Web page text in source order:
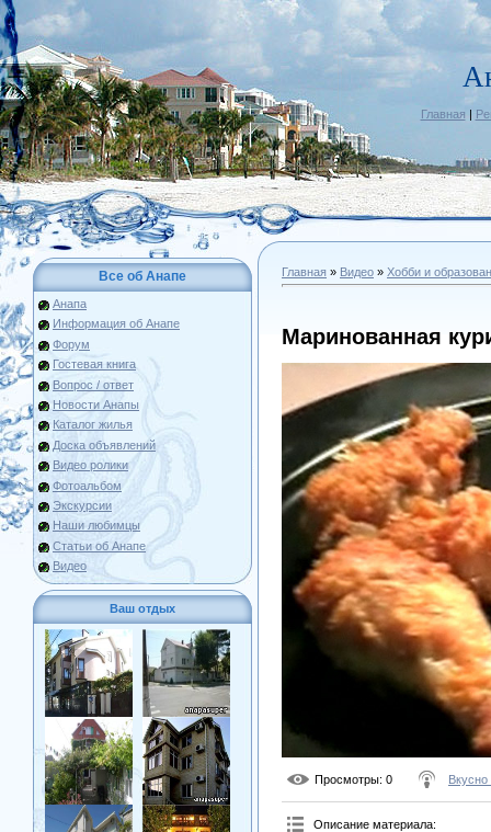
Главная |
Все об Анапе
Анапа
Информация об Анапе
Форум
Гостевая книга
Вопрос / ответ
Новости Анапы
Каталог жилья
Доска объявлений
Видео ролики
Фотоальбом
Экскурсии
Наши любимцы
Статьи об Анапе
Видео
Ваш отдых
Главная » Видео » Хобби и
Маринованная
Просмотры: 0
Описание материала: